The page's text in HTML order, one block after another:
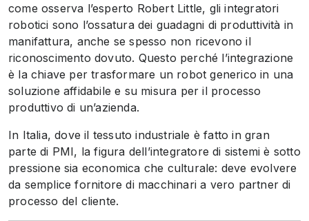
come osserva l’esperto Robert Little, gli integratori
robotici sono l’ossatura dei guadagni di produttività in
manifattura, anche se spesso non ricevono il
riconoscimento dovuto. Questo perché l’integrazione
è la chiave per trasformare un robot generico in una
soluzione affidabile e su misura per il processo
produttivo di un’azienda.
In Italia, dove il tessuto industriale è fatto in gran
parte di PMI, la figura dell’integratore di sistemi è sotto
pressione sia economica che culturale: deve evolvere
da semplice fornitore di macchinari a vero partner di
processo del cliente.